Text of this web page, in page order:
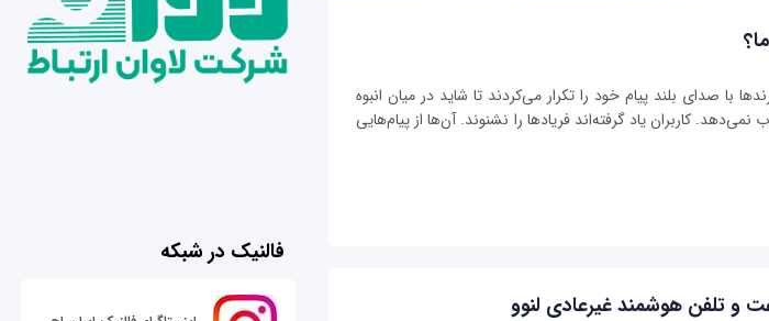
با صدای بلند پیام خود را تکرار می‌کردند تا شاید در میان انبوه
کاربران یاد گرفته‌اند فریادها را نشنوند. آن‌ها از پیام‌هایی
و تلفن هوشمند غیرعادی لنوو
فالنیک در شبکه